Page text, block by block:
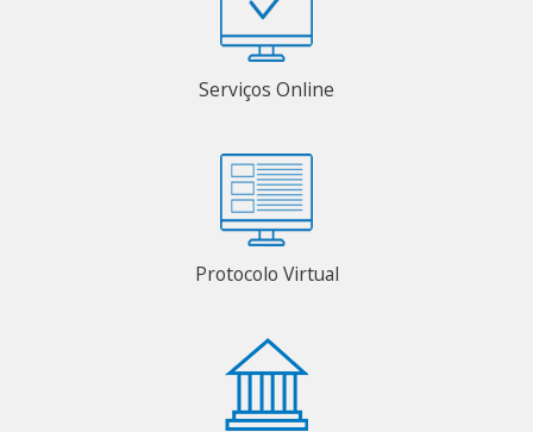
Serviços Online
Protocolo Virtual